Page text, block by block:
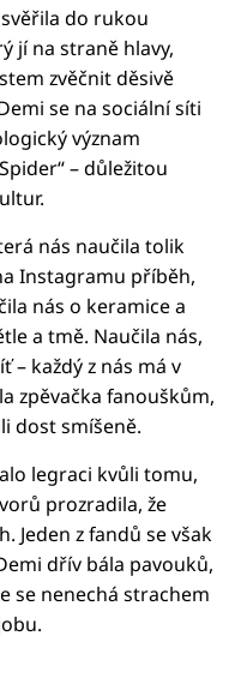
do rukou
jí na straně hlavy,
zvěčnit děsivě
se na sociální síti
význam
– důležitou
nás naučila tolik
Instagramu příběh,
nás o keramice a
a tmě. Naučila nás,
– každý z nás má v
zpěvačka fanouškům,
dost smíšeně.
legraci kvůli tomu,
prozradila, že
Jeden z fandů se však
dřív bála pavouků,
se nenechá strachem